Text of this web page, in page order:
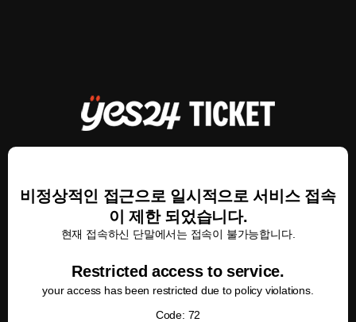
비정상적인 접근으로 일시적으로 서비스 접속
이 제한 되었습니다.
현재 접속하신 단말에서는 접속이 불가능합니다.
Restricted access to service.
your access has been restricted due to policy violations.
Code: 72